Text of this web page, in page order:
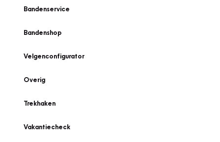
Bandenservice
Bandenshop
Velgenconfigurator
Overig
Trekhaken
Vakantiecheck